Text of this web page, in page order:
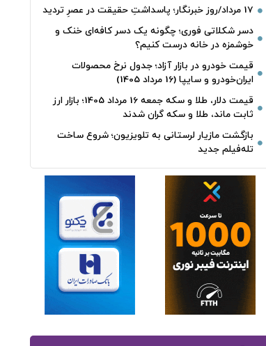
17 مرداد/روز خبرنگار؛ پاسداشتِ حقیقت در عصرِ تردید
دسر شکلاتی فوری؛ چگونه یک دسر کافه‌ای خنک و
خوشمزه در خانه درست کنیم؟
قیمت خودرو در بازار آزاد؛ جدول نرخ محصولات
ایران‌خودرو و سایپا (16 مرداد 1405)
قیمت دلار، طلا و سکه جمعه 16 مرداد 1405؛ بازار ارز
ثابت ماند، طلا و سکه گران شدند
بازگشت مازیار لرستانی به تلویزیون؛ شروع ساخت
تله‌فیلم جدید